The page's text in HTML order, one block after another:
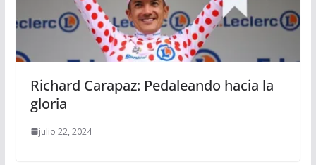
Richard Carapaz: Pedaleando hacia la
gloria
julio 22, 2024